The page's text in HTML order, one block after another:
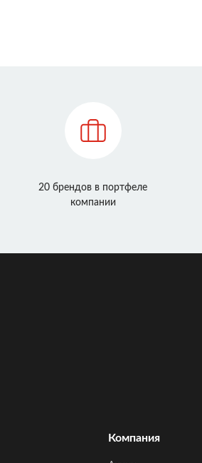
20 брендов в портфеле
компании
Компания